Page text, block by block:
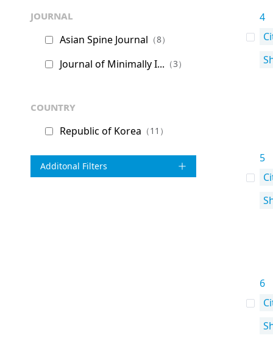
journal
Asian Spine Journal （8）
Journal of Minimally I... （3）
country
Republic of Korea （11）
Additonal Filters
4
5
6